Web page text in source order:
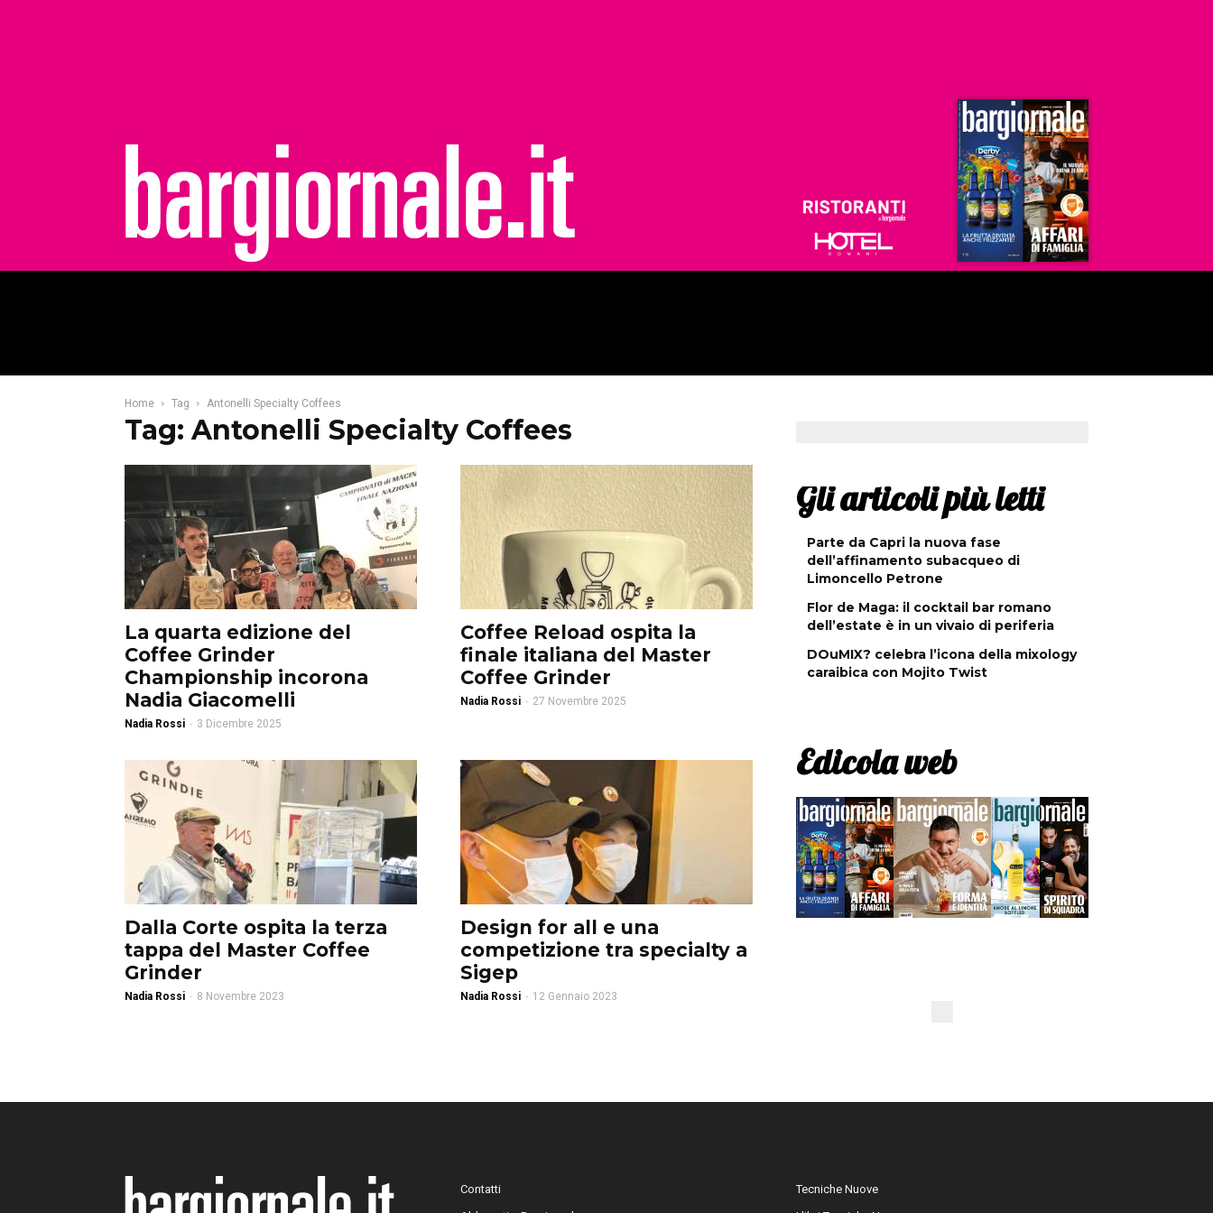
Ristoranti
Hoteldomani
Home Tag Antonelli Specialty Coffees
Tag: Antonelli Specialty Coffees
La quarta edizione del
Coffee Grinder
Championship incorona
Nadia Giacomelli
Nadia Rossi - 3 Dicembre 2025
Coffee Reload ospita la
finale italiana del Master
Coffee Grinder
Nadia Rossi - 27 Novembre 2025
Dalla Corte ospita la terza
tappa del Master Coffee
Grinder
Nadia Rossi - 8 Novembre 2023
Design for all e una
competizione tra specialty a
Sigep
Nadia Rossi - 12 Gennaio 2023
Gli articoli più letti
Parte da Capri la nuova fase
dell’affinamento subacqueo di
Limoncello Petrone
Flor de Maga: il cocktail bar romano
dell’estate è in un vivaio di periferia
DOuMIX? celebra l’icona della mixology
caraibica con Mojito Twist
Edicola web
Contatti
Tecniche Nuove